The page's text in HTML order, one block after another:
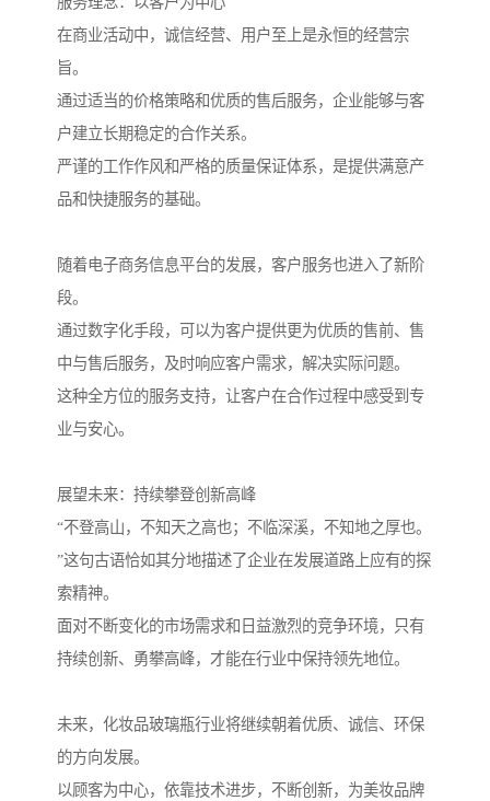
在商业活动中，诚信经营、用户至上是永恒的经营宗
旨。
通过适当的价格策略和优质的售后服务，企业能够与客
户建立长期稳定的合作关系。
严谨的工作作风和严格的质量保证体系，是提供满意产
品和快捷服务的基础。
随着电子商务信息平台的发展，客户服务也进入了新阶
段。
通过数字化手段，可以为客户提供更为优质的售前、售
中与售后服务，及时响应客户需求，解决实际问题。
这种全方位的服务支持，让客户在合作过程中感受到专
业与安心。
展望未来：持续攀登创新高峰
“不登高山，不知天之高也；不临深溪，不知地之厚也。
”这句古语恰如其分地描述了企业在发展道路上应有的探
索精神。
面对不断变化的市场需求和日益激烈的竞争环境，只有
持续创新、勇攀高峰，才能在行业中保持领先地位。
未来，化妆品玻璃瓶行业将继续朝着优质、诚信、环保
的方向发展。
以顾客为中心，依靠技术进步，不断创新，为美妆品牌